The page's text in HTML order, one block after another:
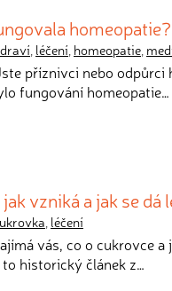
homeopatie?
, léčení, homeopatie,
příznivci nebo odpůrci
fungování homeopatie…
vzniká a jak se
, léčení
vás, co o cukrovce
historický článek z…